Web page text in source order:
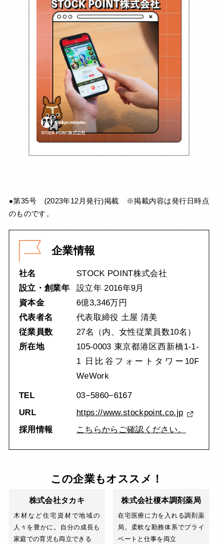
●第35号 (2023年12月発行)掲載 ※掲載内容は発行日時点
のものです。
企業情報
社名
STOCK POINT株式会社
設立・創業年
設立年 2016年9月
資本金
6億3,346万円
代表者名
代表取締役 土屋 清美
従業員数
27名（内、女性従業員数10名）
所在地
105-0003 東京都港区西新橋1-1-
1 日比谷フォートタワー10F
WeWork
TEL
03−5860−6167
URL
https://www.stockpoint.co.jp
採用情報
こちらからご確認ください。
この企業もオススメ！
株式会社タカキ
木材など住宅資材で地域の
人々を豊かに。自分の成長も
家庭での育児も両立できる
株式会社榎本調剤薬局
在宅医療に力を入れる調剤薬
局。柔軟な勤務体系でプライ
ベートと仕事を両立